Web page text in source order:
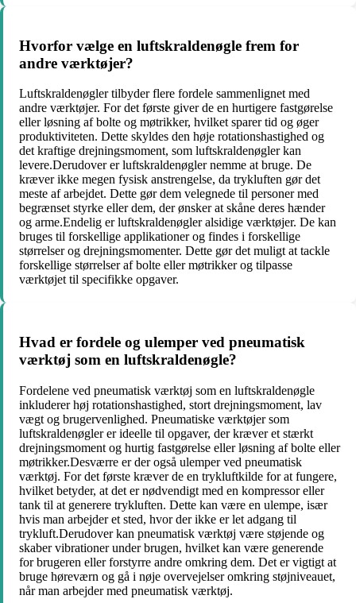
Hvorfor vælge en luftskraldenøgle frem for
andre værktøjer?
Luftskraldenøgler tilbyder flere fordele sammenlignet med
andre værktøjer. For det første giver de en hurtigere fastgørelse
eller løsning af bolte og møtrikker, hvilket sparer tid og øger
produktiviteten. Dette skyldes den høje rotationshastighed og
det kraftige drejningsmoment, som luftskraldenøgler kan
levere.Derudover er luftskraldenøgler nemme at bruge. De
kræver ikke megen fysisk anstrengelse, da trykluften gør det
meste af arbejdet. Dette gør dem velegnede til personer med
begrænset styrke eller dem, der ønsker at skåne deres hænder
og arme.Endelig er luftskraldenøgler alsidige værktøjer. De kan
bruges til forskellige applikationer og findes i forskellige
størrelser og drejningsmomenter. Dette gør det muligt at tackle
forskellige størrelser af bolte eller møtrikker og tilpasse
værktøjet til specifikke opgaver.
Hvad er fordele og ulemper ved pneumatisk
værktøj som en luftskraldenøgle?
Fordelene ved pneumatisk værktøj som en luftskraldenøgle
inkluderer høj rotationshastighed, stort drejningsmoment, lav
vægt og brugervenlighed. Pneumatiske værktøjer som
luftskraldenøgler er ideelle til opgaver, der kræver et stærkt
drejningsmoment og hurtig fastgørelse eller løsning af bolte eller
møtrikker.Desværre er der også ulemper ved pneumatisk
værktøj. For det første kræver de en trykluftkilde for at fungere,
hvilket betyder, at det er nødvendigt med en kompressor eller
tank til at generere trykluften. Dette kan være en ulempe, især
hvis man arbejder et sted, hvor der ikke er let adgang til
trykluft.Derudover kan pneumatisk værktøj være støjende og
skaber vibrationer under brugen, hvilket kan være generende
for brugeren eller forstyrre andre omkring dem. Det er vigtigt at
bruge høreværn og gå i nøje overvejelser omkring støjniveauet,
når man arbejder med pneumatisk værktøj.